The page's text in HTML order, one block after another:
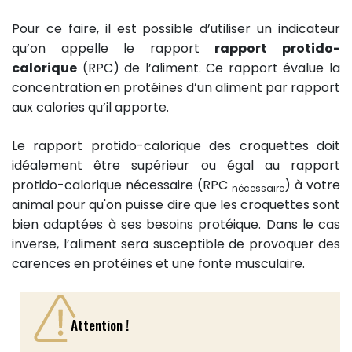
Pour ce faire, il est possible d’utiliser un indicateur
qu’on appelle le rapport rapport protido-
calorique (RPC) de l’aliment. Ce rapport évalue la
concentration en protéines d’un aliment par rapport
aux calories qu’il apporte.
Le rapport protido-calorique des croquettes doit
idéalement être supérieur ou égal au rapport
protido-calorique nécessaire (RPC nécessaire) à votre
animal pour qu'on puisse dire que les croquettes sont
bien adaptées à ses besoins protéique. Dans le cas
inverse, l’aliment sera susceptible de provoquer des
carences en protéines et une fonte musculaire.
Attention !